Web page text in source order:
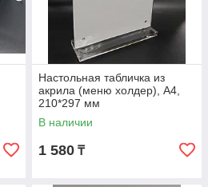
Настольная табличка из
акрила (меню холдер), А4,
210*297 мм
В наличии
1 580 ₸